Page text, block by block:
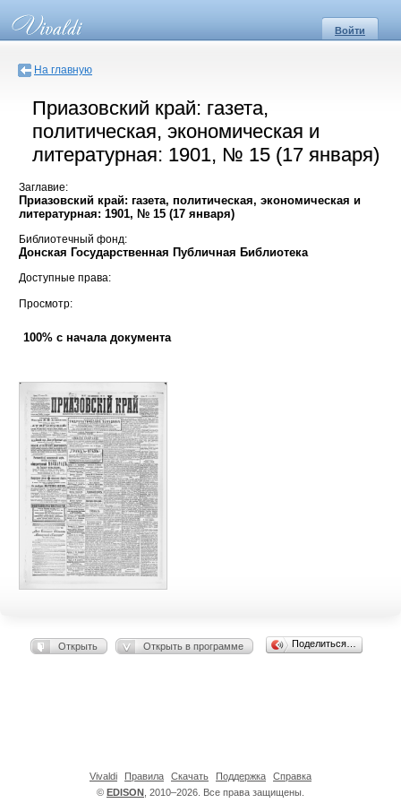
Войти
На главную
Приазовский край: газета,
политическая, экономическая и
литературная: 1901, № 15 (17 января)
Заглавие:
Приазовский край: газета, политическая, экономическая и
литературная: 1901, № 15 (17 января)
Библиотечный фонд:
Донская Государственная Публичная Библиотека
Доступные права:
Просмотр:
100% с начала документа
Открыть Открыть в программе Поделиться…
© EDISON , 2010–2026. Все права защищены.
Vivaldi Правила Скачать Поддержка Справка